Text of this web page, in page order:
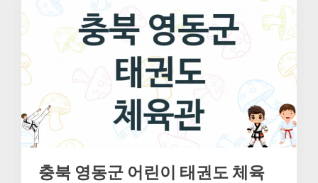
충북 영동군 어린이 태권도 체육